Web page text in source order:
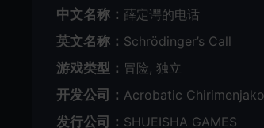
中文名称： 薛定谔的电话
英文名称： Schrödinger’s Call
游戏类型： 冒险, 独立
开发公司： Acrobatic Chirimenjako
发行公司： SHUEISHA GAMES